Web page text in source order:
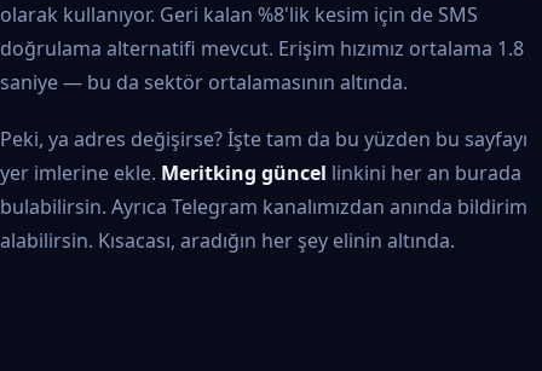
olarak kullanıyor. Geri kalan %8'lik kesim için de SMS
doğrulama alternatifi mevcut. Erişim hızımız ortalama 1.8
saniye — bu da sektör ortalamasının altında.
Peki, ya adres değişirse? İşte tam da bu yüzden bu sayfayı
yer imlerine ekle. Meritking güncel linkini her an burada
bulabilirsin. Ayrıca Telegram kanalımızdan anında bildirim
alabilirsin. Kısacası, aradığın her şey elinin altında.